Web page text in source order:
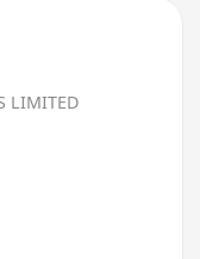
LIMITED